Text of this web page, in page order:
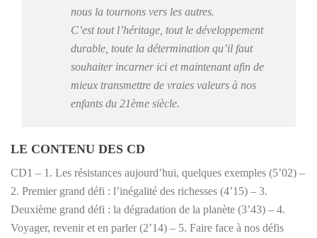
nous la tournons vers les autres.
C’est tout l’héritage, tout le développement
durable, toute la détermination qu’il faut
souhaiter incarner ici et maintenant afin de
mieux transmettre de vraies valeurs à nos
enfants du 21ème siècle.
LE CONTENU DES CD
CD1 – 1. Les résistances aujourd’hui, quelques exemples (5’02) –
2. Premier grand défi : l’inégalité des richesses (4’15) – 3.
Deuxième grand défi : la dégradation de la planète (3’43) – 4.
Voyager, revenir et en parler (2’14) – 5. Faire face à nos défis